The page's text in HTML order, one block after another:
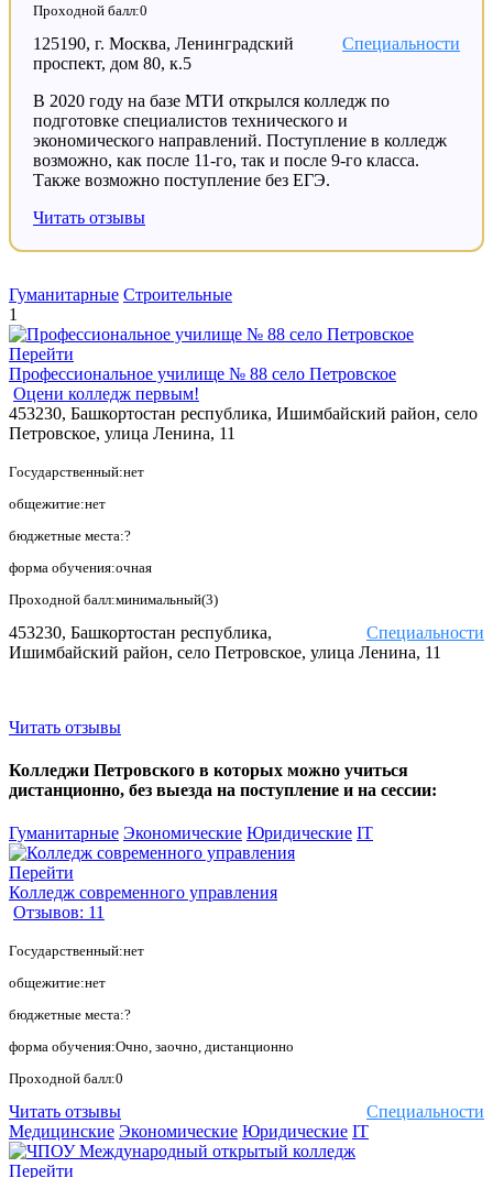
Проходной балл:0
Специальности
125190, г. Москва, Ленинградский
проспект, дом 80, к.5
В 2020 году на базе МТИ открылся колледж по
подготовке специалистов технического и
экономического направлений. Поступление в колледж
возможно, как после 11-го, так и после 9-го класса.
Также возможно поступление без ЕГЭ.
Читать отзывы
Гуманитарные Строительные
1
Перейти
Профессиональное училище № 88 село Петровское
Оцени колледж первым!
453230, Башкортостан республика, Ишимбайский район, село
Петровское, улица Ленина, 11
Государственный:нет
общежитие:нет
бюджетные места:?
форма обучения:очная
Проходной балл:минимальный(3)
Специальности
453230, Башкортостан республика,
Ишимбайский район, село Петровское, улица Ленина, 11
Читать отзывы
Колледжи Петровского в которых можно учиться
дистанционно, без выезда на поступление и на сессии:
Гуманитарные Экономические Юридические IT
Перейти
Колледж современного управления
Отзывов: 11
Государственный:нет
общежитие:нет
бюджетные места:?
форма обучения:Очно, заочно, дистанционно
Проходной балл:0
Специальности
Читать отзывы
Медицинские Экономические Юридические IT
Перейти